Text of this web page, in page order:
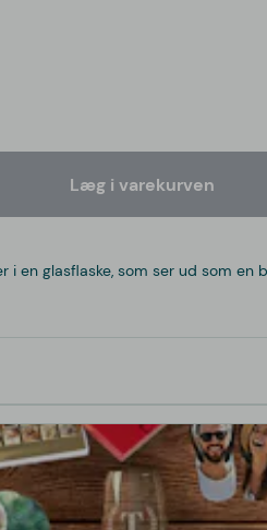
Læg i varekurven
glasflaske, som ser ud som